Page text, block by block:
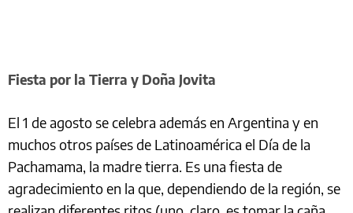
Fiesta por la Tierra y Doña Jovita
El 1 de agosto se celebra además en Argentina y en
muchos otros países de Latinoamérica el Día de la
Pachamama, la madre tierra. Es una fiesta de
agradecimiento en la que, dependiendo de la región, se